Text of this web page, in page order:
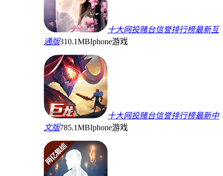
十大网投赌台信誉排行榜最新互
通版310.1MBIphone游戏
十大网投赌台信誉排行榜最新中
文版785.1MBIphone游戏